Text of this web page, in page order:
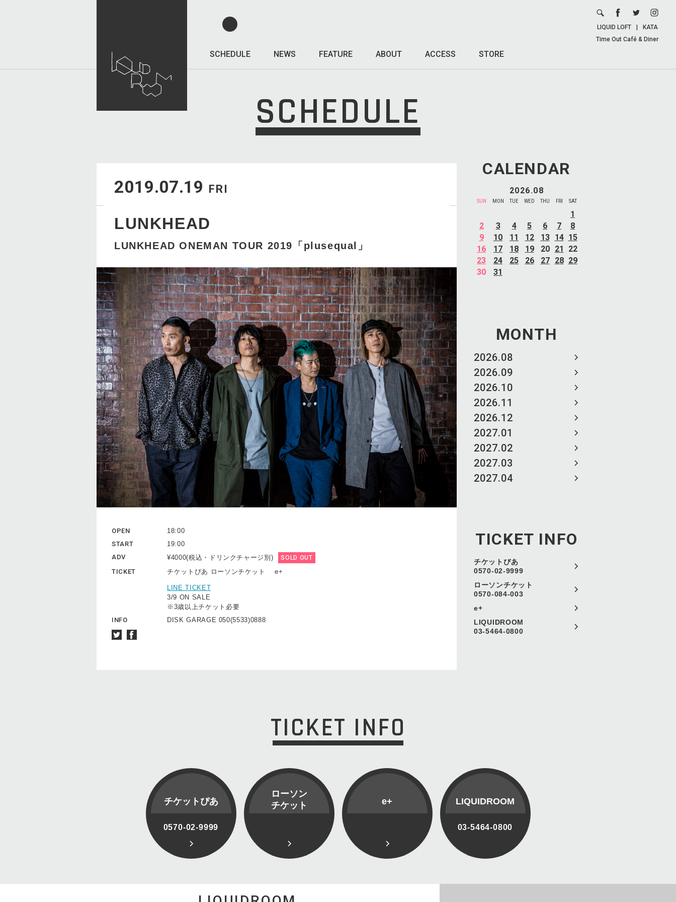
SCHEDULE NEWS FEATURE ABOUT ACCESS STORE
LIQUID LOFT
KATA
Time Out Café & Diner
SCHEDULE
CALENDAR
2026.08
SUN MON TUE WED THU FRI SAT
1
2
3 4 5 6 7
8
9
10 11 12 13 14 15
16
17 18 19 20 21
22
23
24 25 26 27 28 29
30
31
MONTH
2026.08
2026.09
2026.10
2026.11
2026.12
2027.01
2027.02
2027.03
2027.04
TICKET INFO
チケットぴあ
0570-02-9999
ローソンチケット
0570-084-003
e+
LIQUIDROOM
03-5464-0800
2019.07.19 FRI
LUNKHEAD
LUNKHEAD ONEMAN TOUR 2019「plusequal」
OPEN
18:00
START
19:00
ADV
¥4000(税込・ドリンクチャージ別) SOLD OUT
TICKET チケットぴあ ローソンチケット e+
LINE TICKET
3/9 ON SALE
※3歳以上チケット必要
INFO
DISK GARAGE 050(5533)0888
TICKET INFO
チケットぴあ
0570-02-9999
ローソン
チケット
e+ LIQUIDROOM
03-5464-0800